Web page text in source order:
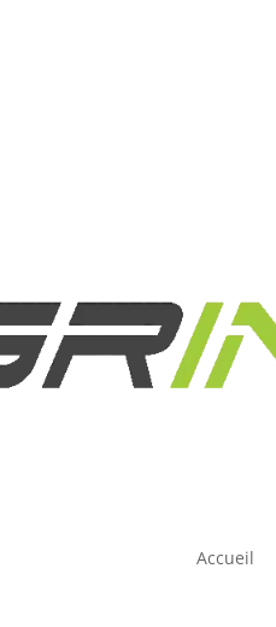
Accueil